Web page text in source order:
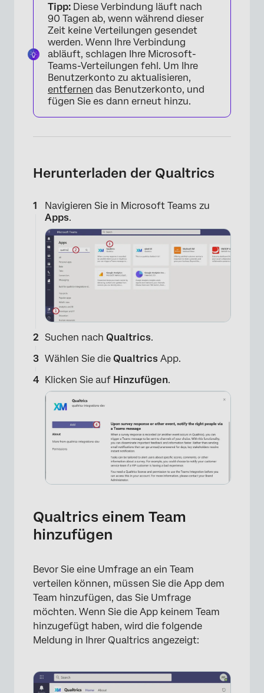
Tipp: Diese Verbindung läuft nach
90 Tagen ab, wenn während dieser
Zeit keine Verteilungen gesendet
werden. Wenn Ihre Verbindung
abläuft, schlagen Ihre Microsoft-
Teams-Verteilungen fehl. Um Ihre
Benutzerkonto zu aktualisieren,
entfernen das Benutzerkonto, und
fügen Sie es dann erneut hinzu.
Herunterladen der Qualtrics
Navigieren Sie in Microsoft Teams zu
Apps.
Suchen nach Qualtrics.
Wählen Sie die Qualtrics App.
Klicken Sie auf Hinzufügen.
Qualtrics einem Team
hinzufügen
Bevor Sie eine Umfrage an ein Team
verteilen können, müssen Sie die App dem
Team hinzufügen, das Sie Umfrage
möchten. Wenn Sie die App keinem Team
hinzugefügt haben, wird die folgende
Meldung in Ihrer Qualtrics angezeigt: